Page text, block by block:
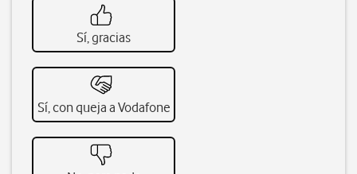
Sí, gracias
Sí, con queja a Vodafone